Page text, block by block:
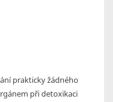
prakticky žádného
při detoxikaci